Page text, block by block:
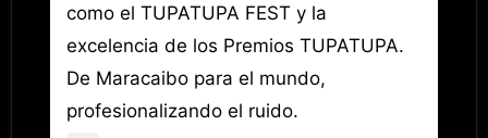
como el TUPATUPA FEST y la
excelencia de los Premios TUPATUPA.
De Maracaibo para el mundo,
profesionalizando el ruido.